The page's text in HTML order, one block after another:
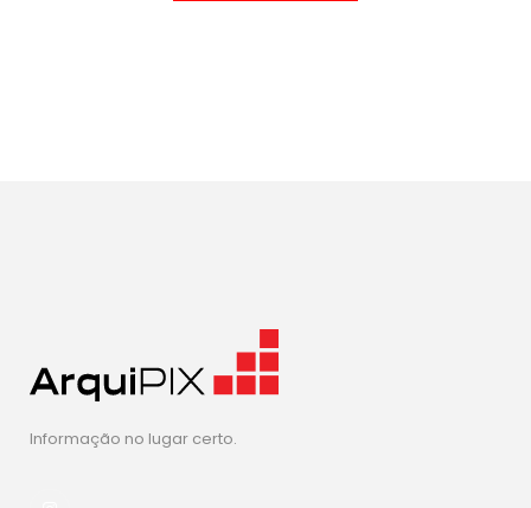
Informação no lugar certo.